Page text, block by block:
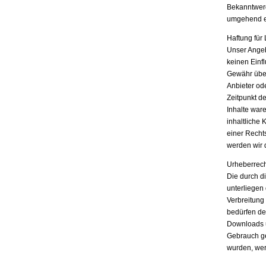
umgehend
Haftung für
Unser
keinen
Gewähr
Anbieter
Zeitpunkt
Inhalte
inhaltliche
einer
werden wir
Die durch
unterliegen
bedürfen
Downloads
Gebrauch
wurden,